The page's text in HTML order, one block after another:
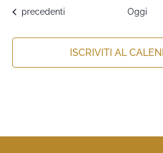
Eventi
precedenti Oggi
ISCRIVITI AL